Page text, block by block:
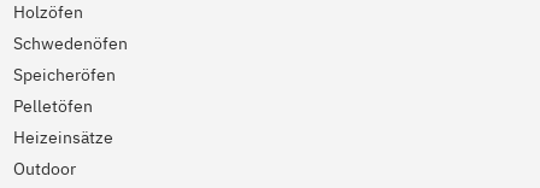
Holzöfen
Schwedenöfen
Speicheröfen
Pelletöfen
Heizeinsätze
Outdoor